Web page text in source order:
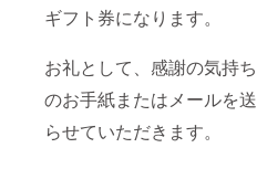
ギフト券になります。
お礼として、感謝の気持ち
のお手紙またはメールを送
らせていただきます。